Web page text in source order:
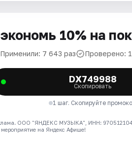
10% на
Применили: 7 643 раз Проверено:
DX749988
Скопировать
1 шаг. Скопируйте
ООО "ЯНДЕКС МУЗЫКА", ИНН:
мероприятие на Яндекс Афише!